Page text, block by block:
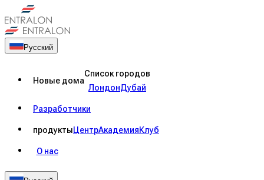
Русский
Новые дома
Список городов
ЛондонДубай
Разработчики
продуктыЦентрАкадемияКлуб
О нас